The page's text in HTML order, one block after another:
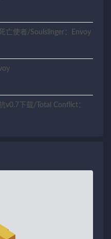
亡使者/Soulslinger：Envoy
v0.7下载/Total Conflict：